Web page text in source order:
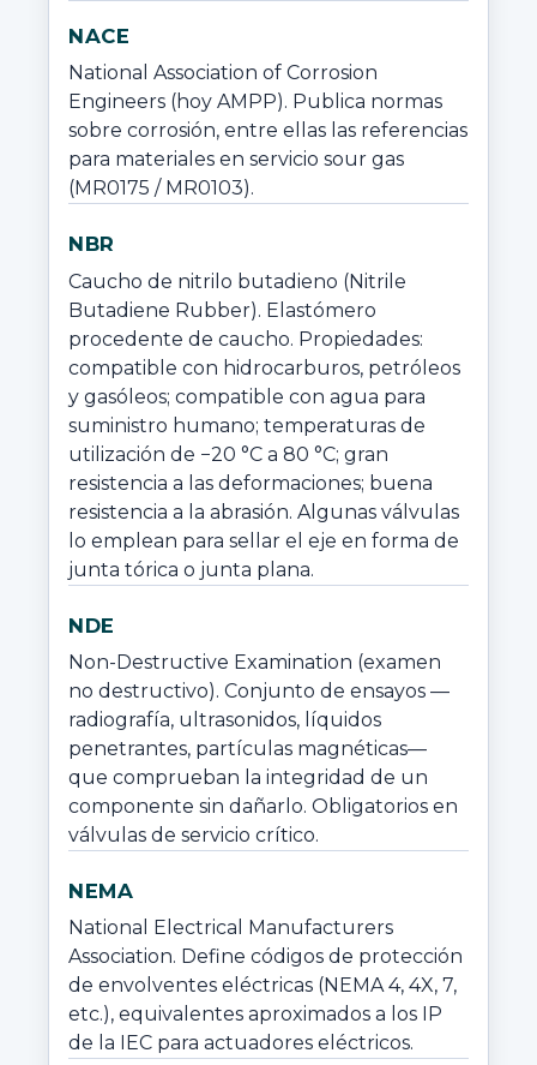
NACE
National Association of Corrosion
Engineers (hoy AMPP). Publica normas
sobre corrosión, entre ellas las referencias
para materiales en servicio sour gas
(MR0175 / MR0103).
NBR
Caucho de nitrilo butadieno (Nitrile
Butadiene Rubber). Elastómero
procedente de caucho. Propiedades:
compatible con hidrocarburos, petróleos
y gasóleos; compatible con agua para
suministro humano; temperaturas de
utilización de −20 °C a 80 °C; gran
resistencia a las deformaciones; buena
resistencia a la abrasión. Algunas válvulas
lo emplean para sellar el eje en forma de
junta tórica o junta plana.
NDE
Non-Destructive Examination (examen
no destructivo). Conjunto de ensayos —
radiografía, ultrasonidos, líquidos
penetrantes, partículas magnéticas—
que comprueban la integridad de un
componente sin dañarlo. Obligatorios en
válvulas de servicio crítico.
NEMA
National Electrical Manufacturers
Association. Define códigos de protección
de envolventes eléctricas (NEMA 4, 4X, 7,
etc.), equivalentes aproximados a los IP
de la IEC para actuadores eléctricos.